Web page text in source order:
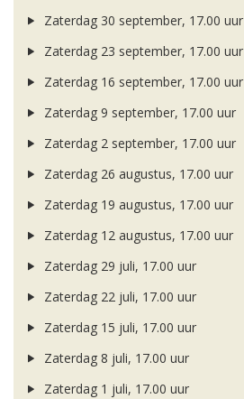
Zaterdag 30 september, 17.00 uur
Zaterdag 23 september, 17.00 uur
Zaterdag 16 september, 17.00 uur
Zaterdag 9 september, 17.00 uur
Zaterdag 2 september, 17.00 uur
Zaterdag 26 augustus, 17.00 uur
Zaterdag 19 augustus, 17.00 uur
Zaterdag 12 augustus, 17.00 uur
Zaterdag 29 juli, 17.00 uur
Zaterdag 22 juli, 17.00 uur
Zaterdag 15 juli, 17.00 uur
Zaterdag 8 juli, 17.00 uur
Zaterdag 1 juli, 17.00 uur